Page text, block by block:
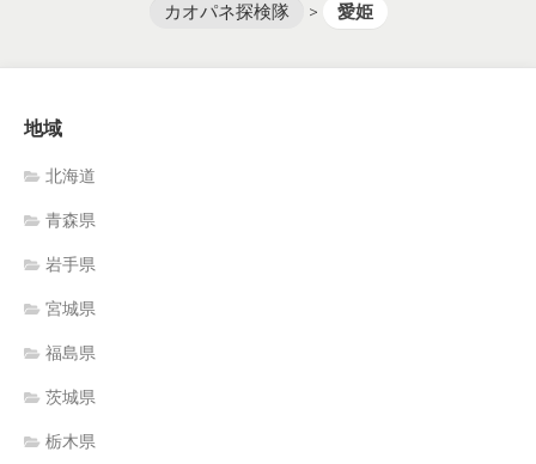
カオパネ探検隊 > 愛姫
地域
北海道
青森県
岩手県
宮城県
福島県
茨城県
栃木県